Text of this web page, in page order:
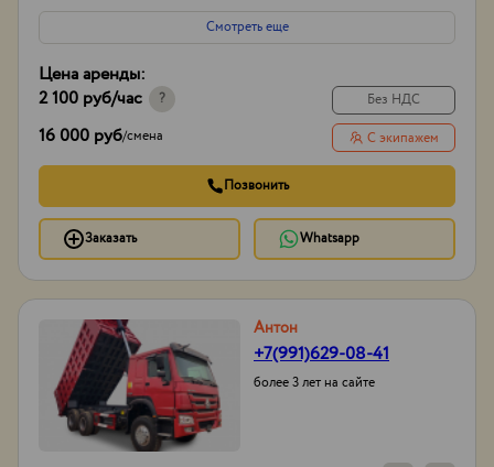
Смотреть еще
Цена аренды:
2 100 руб/час ?
16 000 руб/смена
Без НДС
С экипажем
Позвонить
Заказать Whatsapp
Антон
+7(991)629-08-41
более 3 лет на сайте